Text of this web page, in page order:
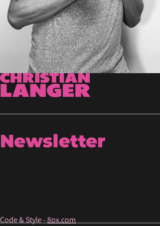
Newsletter
Code & Style -8px.com